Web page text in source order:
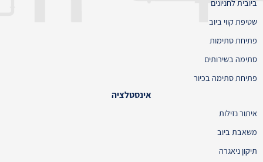
ביובית לחניונים
שטיפת קווי ביוב
פתיחת סתימות
סתימה בשירותים
פתיחת סתימה בכיור
אינסטלציה
איתור נזילות
משאבת ביוב
תיקון ניאגרה